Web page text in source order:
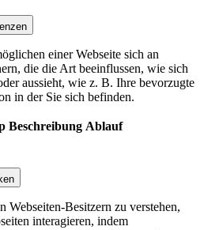
einer Webseite sich an
die die Art beeinflussen, wie sich
aussieht, wie z. B. Ihre bevorzugte
in der Sie sich befinden.
Beschreibung Ablauf
Webseiten-Besitzern zu verstehen,
interagieren, indem